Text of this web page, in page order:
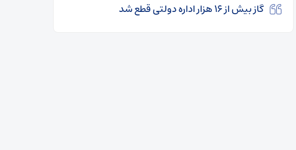
گاز بیش از ۱۶ هزار اداره دولتی قطع شد